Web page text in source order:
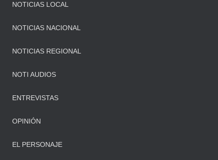
NOTICIAS LOCAL
NOTICIAS NACIONAL
NOTICIAS REGIONAL
NOTI AUDIOS
ENTREVISTAS
OPINIÓN
EL PERSONAJE